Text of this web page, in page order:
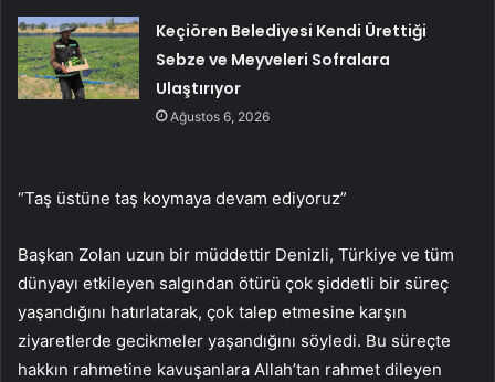
Keçiören Belediyesi Kendi Ürettiği
Sebze ve Meyveleri Sofralara
Ulaştırıyor
Ağustos 6, 2026
“Taş üstüne taş koymaya devam ediyoruz”
Başkan Zolan uzun bir müddettir Denizli, Türkiye ve tüm
dünyayı etkileyen salgından ötürü çok şiddetli bir süreç
yaşandığını hatırlatarak, çok talep etmesine karşın
ziyaretlerde gecikmeler yaşandığını söyledi. Bu süreçte
hakkın rahmetine kavuşanlara Allah’tan rahmet dileyen